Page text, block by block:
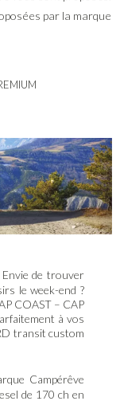
par la marque
Envie de trouver
le week-end ?
COAST – CAP
à vos
transit custom
Campérêve
de 170 ch en